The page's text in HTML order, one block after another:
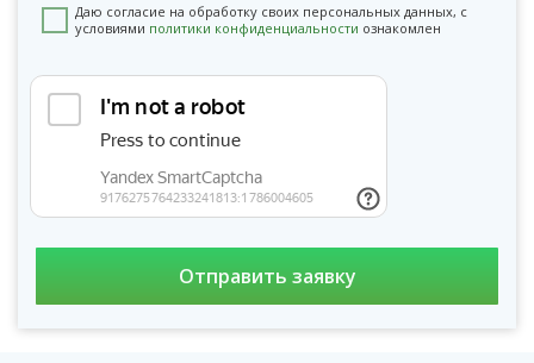
Даю согласие на обработку своих персональных данных, с
условиями политики конфиденциальности ознакомлен